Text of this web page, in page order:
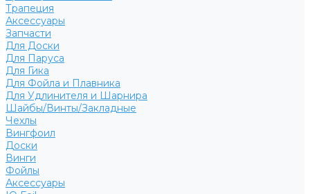
Трапеция
Аксессуары
Запчасти
Для Доски
Для Паруса
Для Гика
Для Фойла и Плавника
Для Удлинителя и Шарнира
Шайбы/Винты/Закладные
Чехлы
Вингфоил
Доски
Винги
Фойлы
Аксессуары